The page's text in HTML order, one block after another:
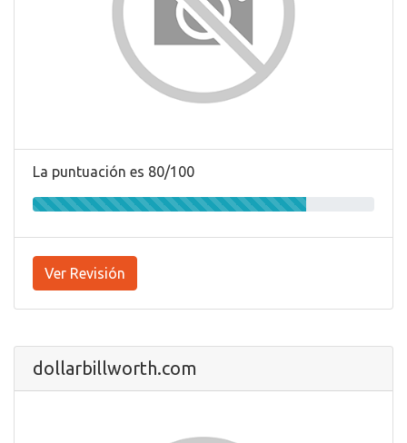
La puntuación es 80/100
Ver Revisión
dollarbillworth.com